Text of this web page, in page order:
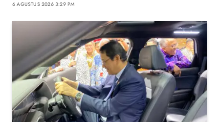
6 AGUSTUS 2026 3:29 PM